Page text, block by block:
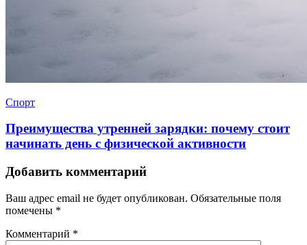
Спорт
Преимущества утренней зарядки: почему стоит
начинать день с физической активности
Добавить комментарий
Ваш адрес email не будет опубликован. Обязательные поля
помечены *
Комментарий *